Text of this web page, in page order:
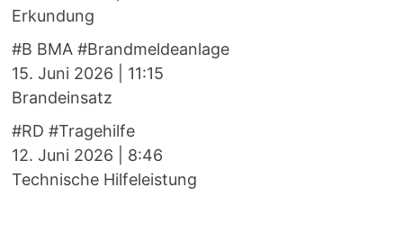
Erkundung
#B BMA #Brandmeldeanlage
15. Juni 2026
11:15
Brandeinsatz
#RD #Tragehilfe
12. Juni 2026
8:46
Technische Hilfeleistung